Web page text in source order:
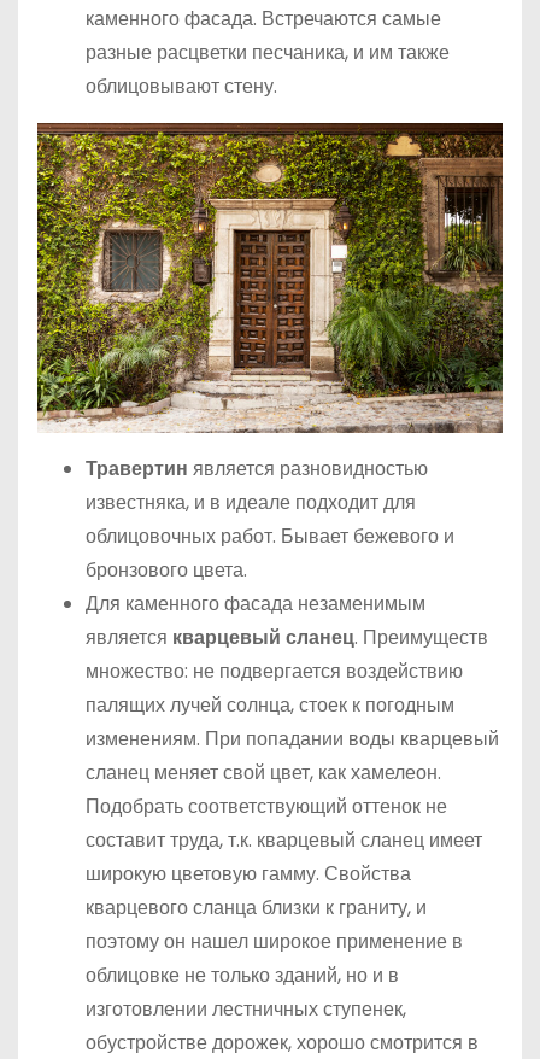
каменного фасада. Встречаются самые
разные расцветки песчаника, и им также
облицовывают стену.
Травертин является разновидностью
известняка, и в идеале подходит для
облицовочных работ. Бывает бежевого и
бронзового цвета.
Для каменного фасада незаменимым
является кварцевый сланец. Преимуществ
множество: не подвергается воздействию
палящих лучей солнца, стоек к погодным
изменениям. При попадании воды кварцевый
сланец меняет свой цвет, как хамелеон.
Подобрать соответствующий оттенок не
составит труда, т.к. кварцевый сланец имеет
широкую цветовую гамму. Свойства
кварцевого сланца близки к граниту, и
поэтому он нашел широкое применение в
облицовке не только зданий, но и в
изготовлении лестничных ступенек,
обустройстве дорожек, хорошо смотрится в